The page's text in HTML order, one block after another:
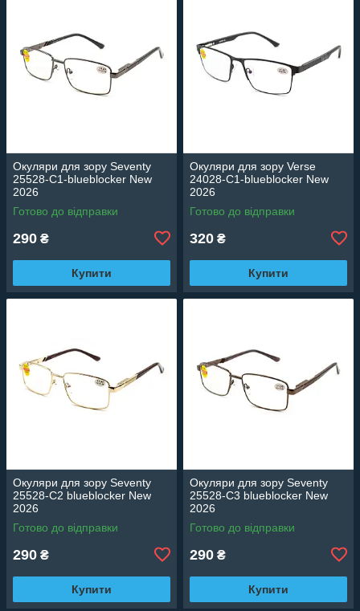
Окуляри для зору Seventy
25528-C1-blueblocker New
2026
Готово до відправки
290 ₴
Купити
Окуляри для зору Verse
24028-C1-blueblocker New
2026
Готово до відправки
320 ₴
Купити
Окуляри для зору Seventy
25528-C2 blueblocker New
2026
Готово до відправки
290 ₴
Купити
Окуляри для зору Seventy
25528-C3 blueblocker New
2026
Готово до відправки
290 ₴
Купити